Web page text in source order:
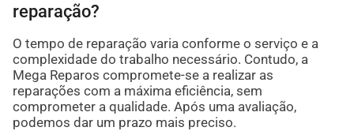
reparação?
O tempo de reparação varia conforme o serviço e a
complexidade do trabalho necessário. Contudo, a
Mega Reparos compromete-se a realizar as
reparações com a máxima eficiência, sem
comprometer a qualidade. Após uma avaliação,
podemos dar um prazo mais preciso.